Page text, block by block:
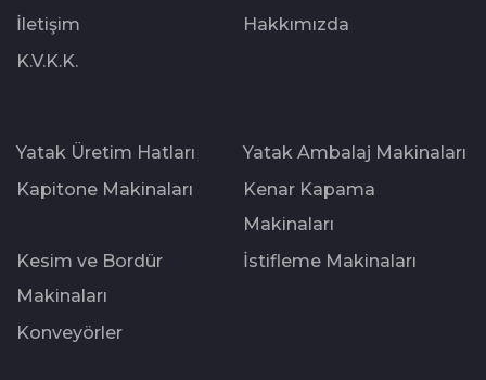
İletişim
Hakkımızda
K.V.K.K.
Yatak Üretim Hatları
Yatak Ambalaj Makinaları
Kapitone Makinaları
Kenar Kapama
Makinaları
Kesim ve Bordür
Makinaları
İstifleme Makinaları
Konveyörler